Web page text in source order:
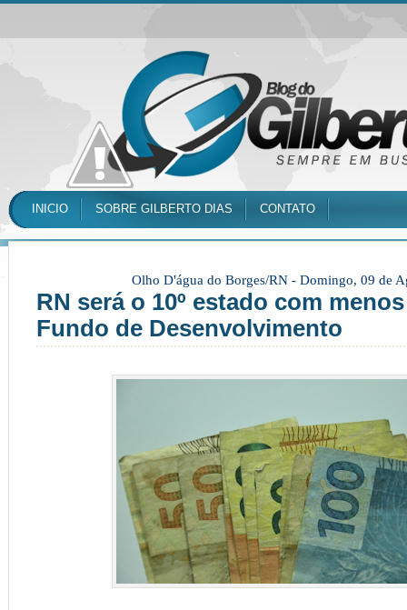
INICIO SOBRE GILBERTO DIAS CONTATO
Olho D'água do Borges/RN - Domingo, 09 de
RN será o 10º estado com
Fundo de Desenvolvimento